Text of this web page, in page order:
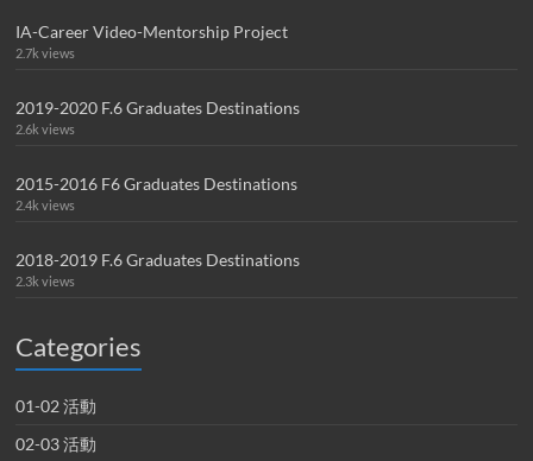
IA-Career Video-Mentorship Project
2.7k views
2019-2020 F.6 Graduates Destinations
2.6k views
2015-2016 F6 Graduates Destinations
2.4k views
2018-2019 F.6 Graduates Destinations
2.3k views
Categories
01-02 活動
02-03 活動